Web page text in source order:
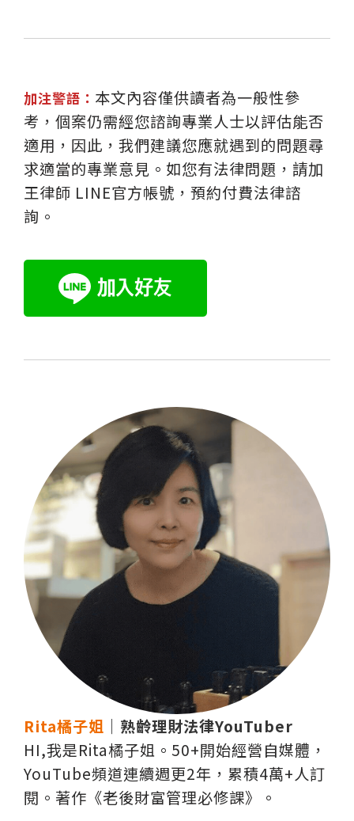
加注警語： 本文內容僅供讀者為一般性參
考，個案仍需經您諮詢專業人士以評估能否
適用，因此，我們建議您應就遇到的問題尋
求適當的專業意見。如您有法律問題，請加
王律師 LINE官方帳號，預約付費法律諮
詢。
Rita橘子姐 ｜熟齡理財法律YouTuber
HI,我是Rita橘子姐。50+開始經營自媒體，
YouTube頻道連續週更2年，累積4萬+人訂
閱。著作《老後財富管理必修課》。